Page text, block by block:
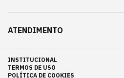
ATENDIMENTO
INSTITUCIONAL
TERMOS DE USO
POLÍTICA DE COOKIES